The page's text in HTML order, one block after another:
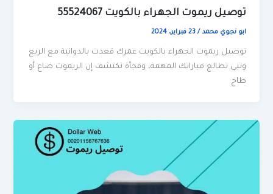
توصيل ريموت الجهراء بالكويت 55524067
ابو نجوي محمد/23 فبراير، 2024
توصيل ريموت الجهراء بالكويت عمرك قعدت بالدوانية مع الربع
وتبي تطالع مباراتك المهمة، وفجأة تكتشف إن الريموت ضاع أو
طاح